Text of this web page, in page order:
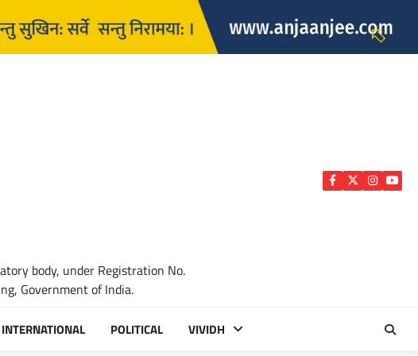
body, under Registration No.
Government of India.
Facebook
Twitter
INTERNATIONAL POLITICAL VIVIDH